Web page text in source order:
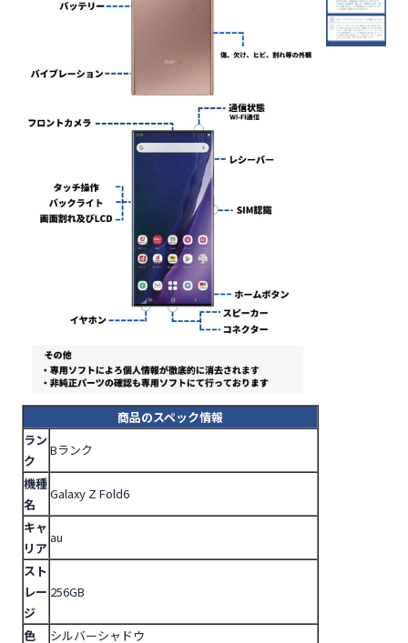
商品のスペック情報
ラン
ク
Bランク
機種
名
Galaxy Z Fold6
キャ
リア
au
スト
レー
ジ
256GB
色 シルバーシャドウ